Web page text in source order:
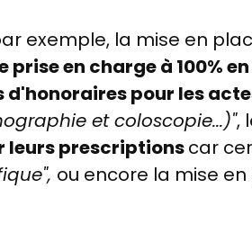
exemple, la mise en
prise en charge à 100%
pour les
et coloscopie...)",
prescriptionscar
ou encore la mise